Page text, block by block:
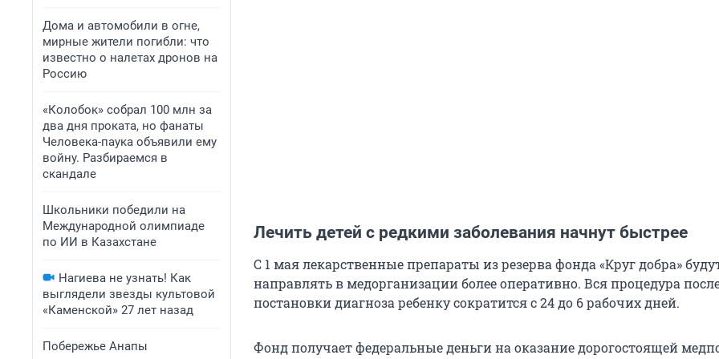
Дома и автомобили в огне,
мирные жители погибли: что
известно о налетах дронов на
Россию
«Колобок» собрал 100 млн за
два дня проката, но фанаты
Человека-паука объявили ему
войну. Разбираемся в
скандале
Школьники победили на
Международной олимпиаде
по ИИ в Казахстане
Нагиева не узнать! Как
выглядели звезды культовой
«Каменской» 27 лет назад
Побережье Анапы
Лечить детей с редкими заболевания начнут быстрее
С 1 мая лекарственные препараты из резерва фонда «Круг добра»
направлять в медорганизации более оперативно. Вся процедура
постановки диагноза ребенку сократится с 24 до 6 рабочих дней.
Фонд получает федеральные деньги на оказание дорогостоящей